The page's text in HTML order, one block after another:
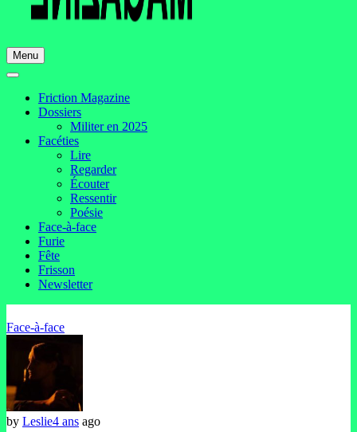
Menu
Friction Magazine
Dossiers
Militer en 2025
Facéties
Lire
Regarder
Écouter
Ressentir
Poésie
Face-à-face
Furie
Fête
Frisson
Newsletter
Face-à-face
by Leslie4 ans ago